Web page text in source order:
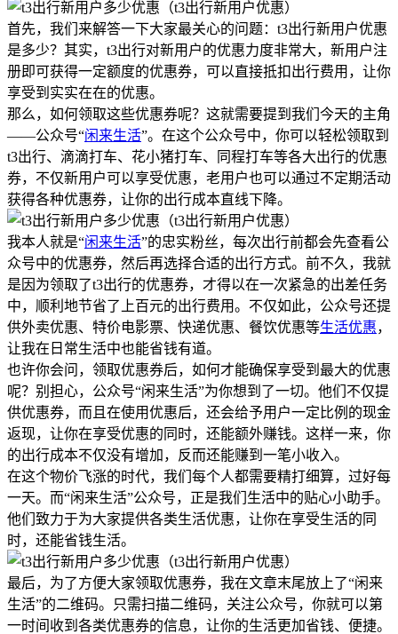
首先，我们来解答一下大家最关心的问题：t3出行新用户优惠
是多少？其实，t3出行对新用户的优惠力度非常大，新用户注
册即可获得一定额度的优惠券，可以直接抵扣出行费用，让你
享受到实实在在的优惠。
那么，如何领取这些优惠券呢？这就需要提到我们今天的主角
——公众号“闲来生活”。在这个公众号中，你可以轻松领取到
t3出行、滴滴打车、花小猪打车、同程打车等各大出行的优惠
券，不仅新用户可以享受优惠，老用户也可以通过不定期活动
获得各种优惠券，让你的出行成本直线下降。
我本人就是“闲来生活”的忠实粉丝，每次出行前都会先查看公
众号中的优惠券，然后再选择合适的出行方式。前不久，我就
是因为领取了t3出行的优惠券，才得以在一次紧急的出差任务
中，顺利地节省了上百元的出行费用。不仅如此，公众号还提
供外卖优惠、特价电影票、快递优惠、餐饮优惠等生活优惠，
让我在日常生活中也能省钱有道。
也许你会问，领取优惠券后，如何才能确保享受到最大的优惠
呢？别担心，公众号“闲来生活”为你想到了一切。他们不仅提
供优惠券，而且在使用优惠后，还会给予用户一定比例的现金
返现，让你在享受优惠的同时，还能额外赚钱。这样一来，你
的出行成本不仅没有增加，反而还能赚到一笔小收入。
在这个物价飞涨的时代，我们每个人都需要精打细算，过好每
一天。而“闲来生活”公众号，正是我们生活中的贴心小助手。
他们致力于为大家提供各类生活优惠，让你在享受生活的同
时，还能省钱生活。
最后，为了方便大家领取优惠券，我在文章末尾放上了“闲来
生活”的二维码。只需扫描二维码，关注公众号，你就可以第
一时间收到各类优惠券的信息，让你的生活更加省钱、便捷。